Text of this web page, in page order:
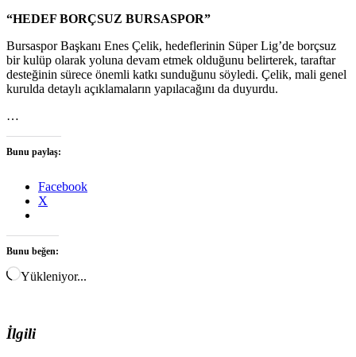
“HEDEF BORÇSUZ BURSASPOR”
Bursaspor Başkanı Enes Çelik, hedeflerinin Süper Lig’de borçsuz
bir kulüp olarak yoluna devam etmek olduğunu belirterek, taraftar
desteğinin sürece önemli katkı sunduğunu söyledi. Çelik, mali genel
kurulda detaylı açıklamaların yapılacağını da duyurdu.
…
Bunu paylaş:
Facebook
X
Bunu beğen:
Yükleniyor...
İlgili